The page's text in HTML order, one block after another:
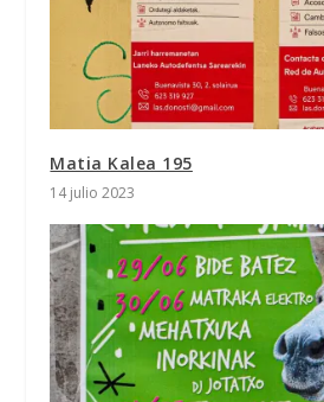
Matia Kalea 195
14 julio 2023